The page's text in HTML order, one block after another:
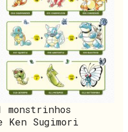
monstrinhos
Sugimori